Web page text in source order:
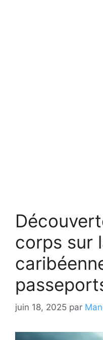
corps sur
juin 18, 2025 par